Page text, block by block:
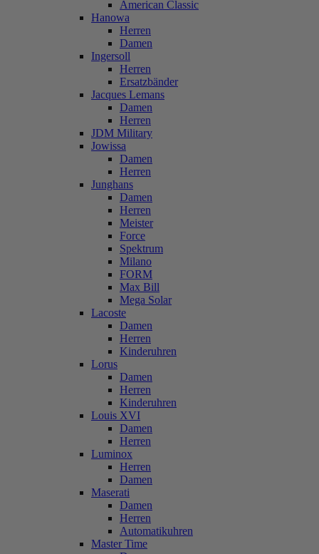
American Classic
Hanowa
Herren
Damen
Ingersoll
Herren
Ersatzbänder
Jacques Lemans
Damen
Herren
JDM Military
Jowissa
Damen
Herren
Junghans
Damen
Herren
Meister
Force
Spektrum
Milano
FORM
Max Bill
Mega Solar
Lacoste
Damen
Herren
Kinderuhren
Lorus
Damen
Herren
Kinderuhren
Louis XVI
Damen
Herren
Luminox
Herren
Damen
Maserati
Damen
Herren
Automatikuhren
Master Time